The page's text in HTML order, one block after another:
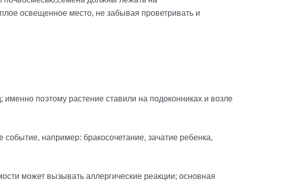
освещенное место, не забывая проветривать и
; именно поэтому растение ставили на подоконниках и возле
например: бракосочетание, зачатие ребенка,
может вызывать аллергические реакции; основная